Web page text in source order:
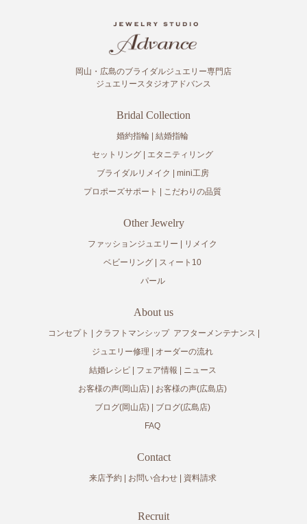
岡山・広島のブライダルジュエリー専門店
ジュエリースタジオアドバンス
Bridal Collection
婚約指輪
結婚指輪
セットリング
エタニティリング
ブライダルリメイク
mini工房
プロポーズサポート
こだわりの品質
Other Jewelry
ファッションジュエリー
リメイク
ベビーリング
スィート10
パール
About us
コンセプト クラフトマンシップ アフターメンテナンス
ジュエリー修理
オーダーの流れ
結婚レシピ
フェア情報
ニュース
お客様の声(岡山店)
お客様の声(広島店)
ブログ(岡山店)
ブログ(広島店)
FAQ
Contact
来店予約 お問い合わせ 資料請求
Recruit